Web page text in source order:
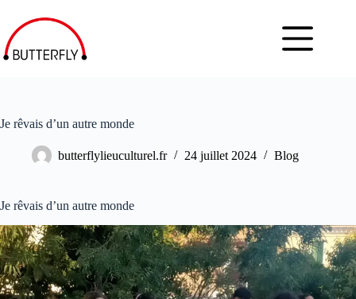
Je rêvais d’un autre monde
butterflylieuculturel.fr 24 juillet 2024 Blog
Je rêvais d’un autre monde